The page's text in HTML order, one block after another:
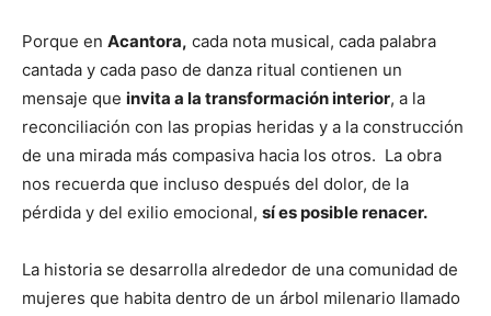
Porque en Acantora, cada nota musical, cada palabra
cantada y cada paso de danza ritual contienen un
mensaje que invita a la transformación interior, a la
reconciliación con las propias heridas y a la construcción
de una mirada más compasiva hacia los otros. La obra
nos recuerda que incluso después del dolor, de la
pérdida y del exilio emocional, sí es posible renacer.
La historia se desarrolla alrededor de una comunidad de
mujeres que habita dentro de un árbol milenario llamado